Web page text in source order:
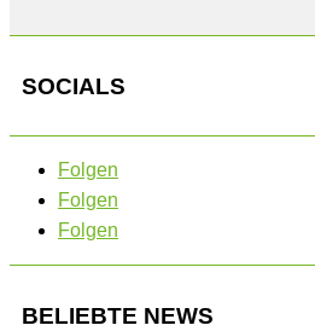
SOCIALS
Folgen
Folgen
Folgen
BELIEBTE NEWS